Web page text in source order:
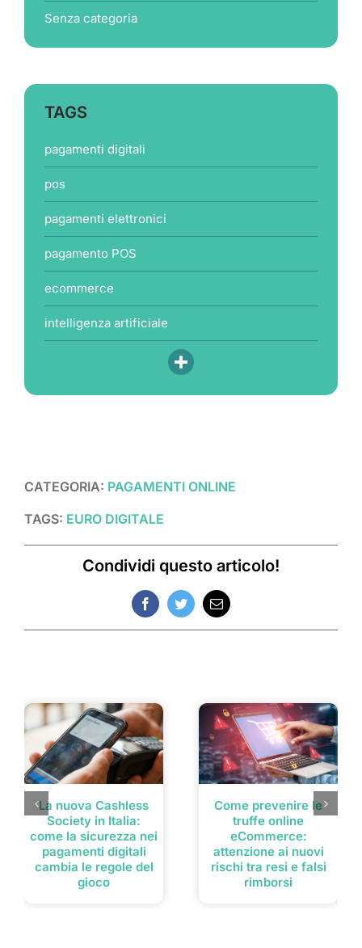
Senza categoria
TAGS
pagamenti digitali
pos
pagamenti elettronici
pagamento POS
ecommerce
intelligenza artificiale
CATEGORIA: PAGAMENTI ONLINE
TAGS: EURO DIGITALE
Condividi questo articolo!
FacebookTwitterEmail
La nuova Cashless
Society in Italia:
come la sicurezza nei
pagamenti digitali
cambia le regole del
gioco
Come prevenire le
truffe online
eCommerce:
attenzione ai nuovi
rischi tra resi e falsi
rimborsi